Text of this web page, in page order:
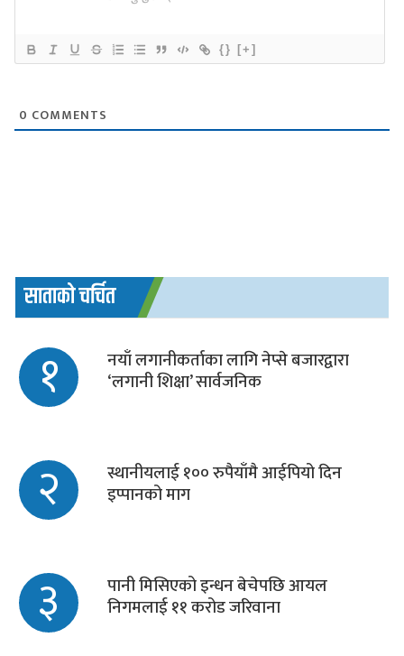
{} [+]
0 COMMENTS
साताको चर्चित
१ नयाँ लगानीकर्ताका लागि नेप्से बजारद्वारा
‘लगानी शिक्षा’ सार्वजनिक
२ स्थानीयलाई १०० रुपैयाँमै आईपियो दिन
इप्पानको माग
३ पानी मिसिएको इन्धन बेचेपछि आयल
निगमलाई ११ करोड जरिवाना